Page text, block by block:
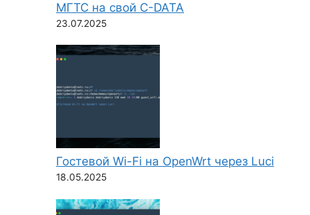
МГТС на свой C-DATA
23.07.2025
Гостевой Wi-Fi на OpenWrt через Luci
18.05.2025